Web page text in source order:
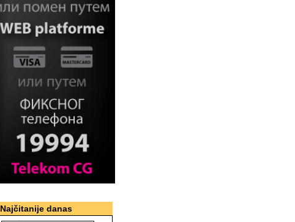
Najčitanije danas